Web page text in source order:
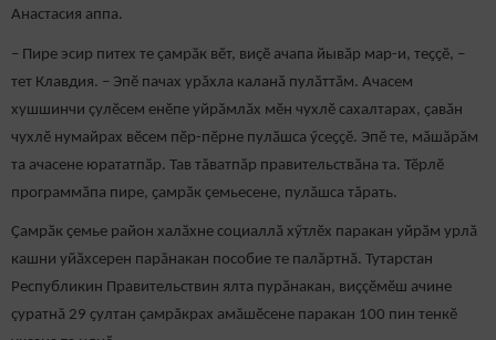
Анастасия аппа.
– Пире эсир питех те ҫамрӑк вӗт, виҫӗ ачапа йывӑр мар-и, теҫҫӗ, –
тет Клавдия. – Эпӗ пачах урӑхла каланӑ пулӑттӑм. Ачасем
хушшинчи çулӗсем енӗпе уйрӑмлӑх мӗн чухлӗ сахалтарах, ҫавӑн
чухлӗ нумайрах вӗсем пӗр-пӗрне пулӑшса ӳсеҫҫӗ. Эпӗ те, мăшăрăм
та ачасене юрататпӑр. Тав тăватпăр правительствӑна та. Тӗрлӗ
программӑпа пире, ҫамрӑк ҫемьесене, пулăшса тăрать.
Ҫамрӑк ҫемье район халӑхне социаллӑ хӳтлӗх паракан уйрӑм урлӑ
кашни уйӑхсерен парăнакан пособие те палӑртнӑ. Тутарстан
Республикин Правительствин ялта пурăнакан, виççӗмӗш ачине
çуратнă 29 ҫултан çамрăкрах амăшӗсене паракан 100 пин тенкӗ